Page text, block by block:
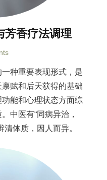
芳香疗法调理
种重要表现形式，是
赋和后天获得的基础
功能和心理状态方面综
中医有“同病异治，
体质，因人而异。